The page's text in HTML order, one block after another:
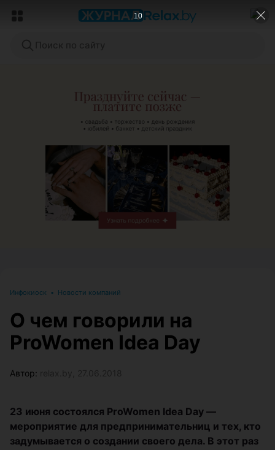
ЭФФЕКТИВНАЯ РЕКЛАМА НА САЙТЕ
Инфокиоск • Новости компаний
О чем говорили на
ProWomen Idea Day
Автор:
23 июня состоялся ProWomen Idea Day ―
мероприятие для предпринимательниц и тех, кто
задумывается о создании своего дела. В этот раз
8